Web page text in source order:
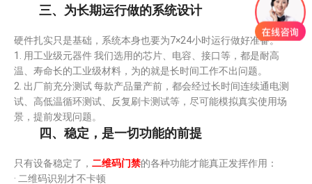
三、为长期运行做的系统设计
硬件扎实只是基础，系统本身也要为7×24小时运行做好准备。
1. 用工业级元器件 我们选用的芯片、电容、接口等，都是耐高
温、寿命长的工业级材料，为的就是长时间工作不出问题。
2. 出厂前充分测试 每款产品量产前，都会经过长时间连续通电测
试、高低温循环测试、反复刷卡测试等，尽可能模拟真实使用场
景，提前发现问题。
四、稳定，是一切功能的前提
只有设备稳定了， 二维码门禁的各种功能才能真正发挥作用：
· 二维码识别才不卡顿